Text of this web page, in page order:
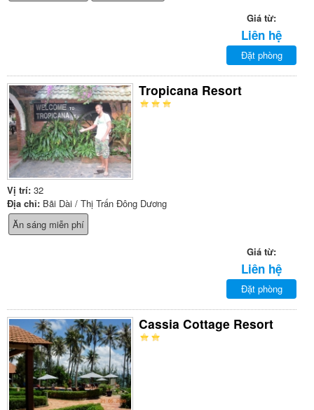
Giá từ:
Liên hệ
Đặt phòng
Tropicana Resort
Vị trí: 32
Địa chỉ: Bãi Dài / Thị Trấn Đông Dương
Ăn sáng miễn phí
Giá từ:
Liên hệ
Đặt phòng
Cassia Cottage Resort